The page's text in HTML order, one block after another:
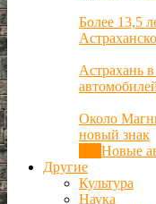
Более 13,5
Астрахань
Около
новый знак
Новые
Другие
Культура
Наука